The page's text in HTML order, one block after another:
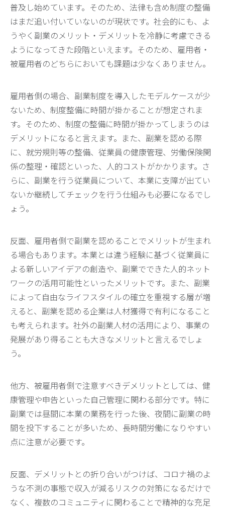
普及し始めています。そのため、法律も含め制度の整備
はまだ追い付いていないのが現状です。社会的にも、よ
うやく副業のメリット・デメリットを冷静に考慮できる
ようになってきた段階といえます。そのため、雇用者・
被雇用者のどちらにおいても課題は少なくありません。
雇用者側の場合、副業制度を導入したモデルケースが少
ないため、制度整備に時間が掛かることが想定されま
す。そのため、制度の整備に時間が掛かってしまうのは
デメリットになると言えます。また、副業を認める際
に、就労規則等の整備、従業員の健康管理、労働保険関
係の整理・確認といった、人的コストがかかります。さ
らに、副業を行う従業員について、本業に支障が出てい
ないか継続してチェックを行う仕組みも必要になるでし
ょう。
反面、雇用者側で副業を認めることでメリットが生まれ
る場合もあります。本業とは違う経験に基づく従業員に
よる新しいアイデアの創造や、副業でできた人的ネット
ワークの活用可能性といったメリットです。また、副業
によって自由なライフスタイルの確立を重視する層が増
えると、副業を認める企業は人材獲得で有利になること
も考えられます。社外の副業人材の活用により、事業の
発展があり得ることも大きなメリットと言えるでしょ
う。
他方、被雇用者側で注意すべきデメリットとしては、健
康管理や申告といった自己管理に関わる部分です。特に
副業では昼間に本業の業務を行った後、夜間に副業の時
間を投下することが多いため、長時間労働になりやすい
点に注意が必要です。
反面、デメリットとの折り合いがつけば、コロナ禍のよ
うな不測の事態で収入が減るリスクの対策になるだけで
なく、複数のコミュニティに関わることで精神的な充足